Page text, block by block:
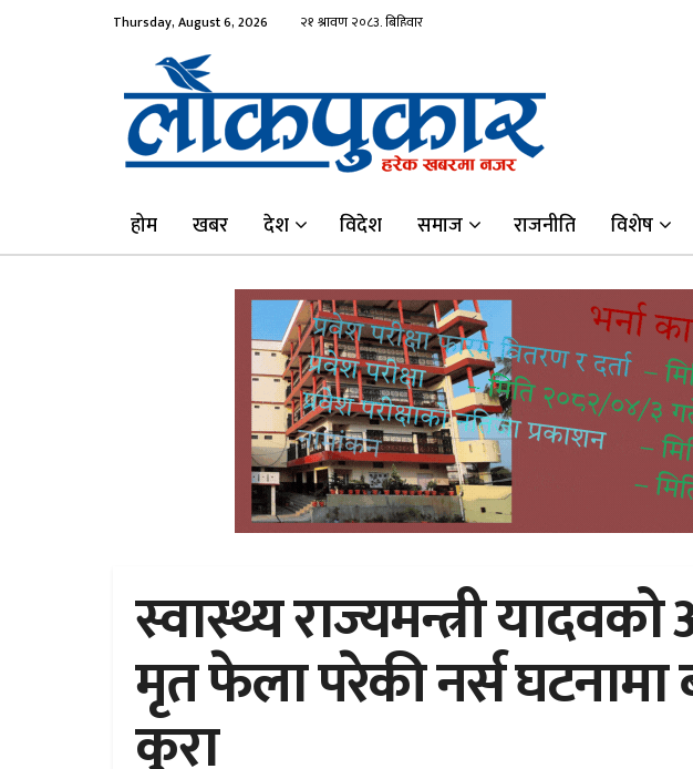
Thursday, August 6, 2026
होम खबर देश विदेश समाज राजनीति विशेष
स्वास्थ्य राज्यमन्त्री
मृत फेला परेकी नर्स घटनामा
कुरा